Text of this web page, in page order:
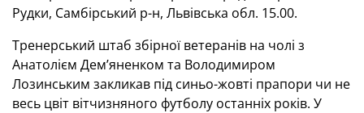
Рудки, Самбірський р-н, Львівська обл. 15.00.
Тренерський штаб збірної ветеранів на чолі з
Анатолієм Дем’яненком та Володимиром
Лозинським закликав під синьо-жовті прапори чи не
весь цвіт вітчизняного футболу останніх років. У